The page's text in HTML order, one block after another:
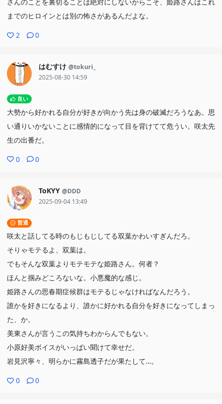
までのヒロインとは別の怖さがあるんだよな。
2 0
はむすけ @tokuri_
2025-08-30 14:59
良い
大勢から好かれる自分が好きが向かう先は身の破滅だろうなあ。思
い通りいかないことに感情的になって目を背けてて危うい。咲太先
生の出番だ。
0 0
ToKYY @DDD
2025-09-04 13:49
普通
咲太と話してる時のもじもじしてる双葉かわいすぎんだろ。
そりゃモテるよ、双葉は。
でもそんな双葉よりモテモテな姫路さん。何者？
ほんと掴みどころないな。小悪魔的な感じ。
姫路さんの思春期症候群はモテるじゃなければなんだろう。
誰かを好きになるより、誰かに好かれる自分を好きになってしまっ
た、か。
美東さんが言うこの気持ちわからんでもない。
小原好美ボイスがいっぱい聞けて幸せだ。
岩見沢寧々、明らかに霧島透子だが果たして…。
0 0